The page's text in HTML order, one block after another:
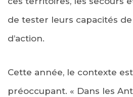
de tester leurs capacités
d’action.
Cette année, le contexte
préoccupant. « Dans les